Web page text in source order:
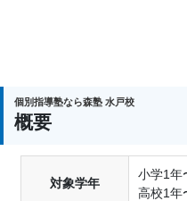
入塾後、4回授業を受け
ルされた場合は、 すで
業料、テキスト代等を
す。
個別指導塾なら森塾 水戸校
概要
対象学年
小学1年
高校1年